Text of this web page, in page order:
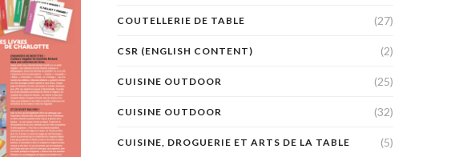
COUTELLERIE DE TABLE (27)
CSR (ENGLISH CONTENT) (2)
CUISINE OUTDOOR (25)
CUISINE OUTDOOR (32)
CUISINE, DROGUERIE ET ARTS DE LA TABLE (5)